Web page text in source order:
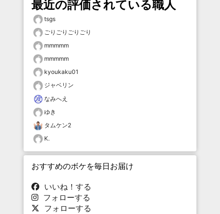
最近の評価されている職人
tsgs
ごりごりごりごり
mmmmm
mmmmm
kyoukaku01
ジャベリン
なみへえ
ゆき
タムケン2
K.
おすすめのボケを毎日お届け
いいね！する
フォローする
フォローする